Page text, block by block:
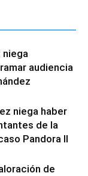
niega
audiencia
niega haber
de la
Pandora II
de